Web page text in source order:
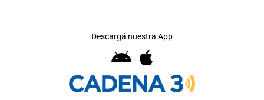
Descargá nuestra App